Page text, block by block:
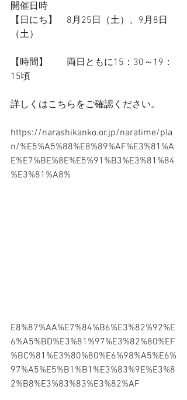
開催日時
【日にち】　8月25日（土）、9月8日
（土）
【時間】　　両日ともに15：30～19：
15頃
詳しくはこちらをご確認ください。
https://narashikanko.or.jp/naratime/pla
n/%E5%A5%88%E8%89%AF%E3%81%A
E%E7%BE%8E%E5%91%B3%E3%81%84
%E3%81%A8%
E8%87%AA%E7%84%B6%E3%82%92%E
6%A5%BD%E3%81%97%E3%82%80%EF
%BC%81%E3%80%80%E6%98%A5%E6%
97%A5%E5%B1%B1%E3%83%9E%E3%8
2%B8%E3%83%83%E3%82%AF